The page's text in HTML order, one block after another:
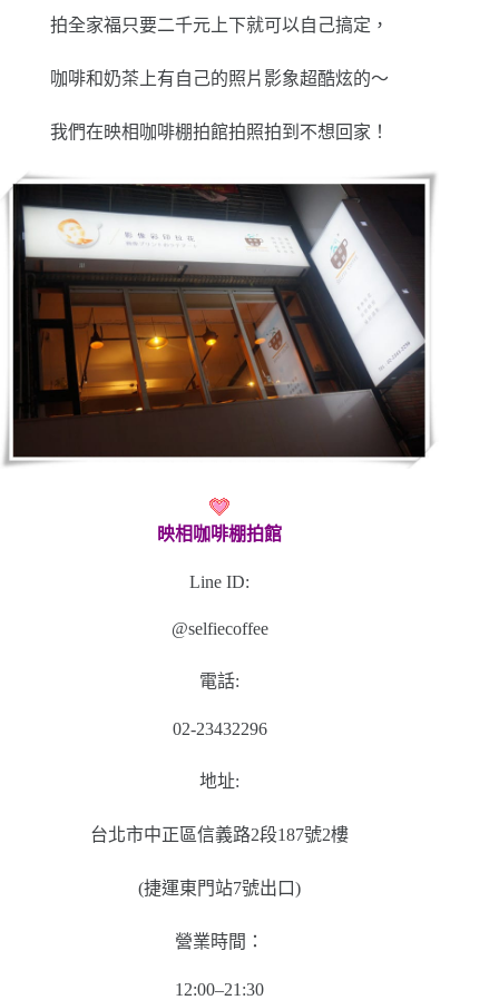
拍全家福只要二千元上下就可以自己搞定，
咖啡和奶茶上有自己的照片影象超酷炫的～
我們在映相咖啡棚拍館拍照拍到不想回家！
映相咖啡棚拍館
Line ID:
@selfiecoffee
電話:
02-23432296
地址:
台北市中正區信義路2段187號2樓
(捷運東門站7號出口)
營業時間：
12:00–21:30